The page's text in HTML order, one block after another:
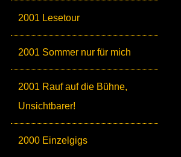
2001 Lesetour
2001 Sommer nur für mich
2001 Rauf auf die Bühne,
Unsichtbarer!
2000 Einzelgigs